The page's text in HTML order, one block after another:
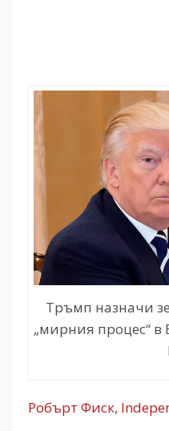
Тръмп назначи
„мирния процес“ в
Робърт Фиск,